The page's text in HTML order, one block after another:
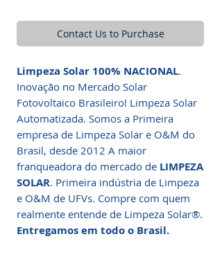
Contact Us to Purchase
Limpeza Solar 100% NACIONAL.
Inovação no Mercado Solar
Fotovoltaico Brasileiro! Limpeza Solar
Automatizada. Somos a Primeira
empresa de Limpeza Solar e O&M do
Brasil, desde 2012 A maior
franqueadora do mercado de LIMPEZA
SOLAR. Primeira indústria de Limpeza
e O&M de UFVs. Compre com quem
realmente entende de Limpeza Solar®.
Entregamos em todo o Brasil.